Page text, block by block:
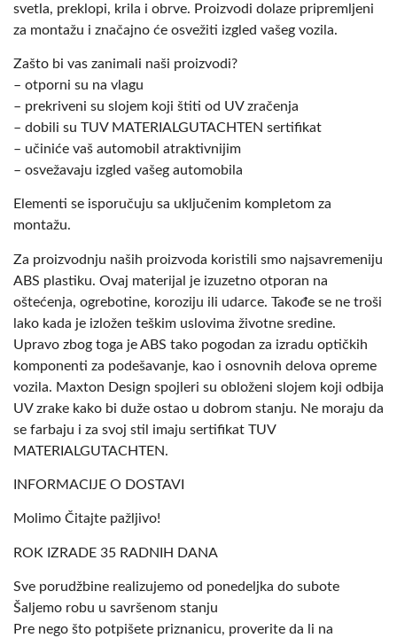
svetla, preklopi, krila i obrve. Proizvodi dolaze pripremljeni
za montažu i značajno će osvežiti izgled vašeg vozila.
Zašto bi vas zanimali naši proizvodi?
– otporni su na vlagu
– prekriveni su slojem koji štiti od UV zračenja
– dobili su TUV MATERIALGUTACHTEN sertifikat
– učiniće vaš automobil atraktivnijim
– osvežavaju izgled vašeg automobila
Elementi se isporučuju sa uključenim kompletom za
montažu.
Za proizvodnju naših proizvoda koristili smo najsavremeniju
ABS plastiku. Ovaj materijal je izuzetno otporan na
oštećenja, ogrebotine, koroziju ili udarce. Takođe se ne troši
lako kada je izložen teškim uslovima životne sredine.
Upravo zbog toga je ABS tako pogodan za izradu optičkih
komponenti za podešavanje, kao i osnovnih delova opreme
vozila. Maxton Design spojleri su obloženi slojem koji odbija
UV zrake kako bi duže ostao u dobrom stanju. Ne moraju da
se farbaju i za svoj stil imaju sertifikat TUV
MATERIALGUTACHTEN.
INFORMACIJE O DOSTAVI
Molimo Čitajte pažljivo!
ROK IZRADE 35 RADNIH DANA
Sve porudžbine realizujemo od ponedeljka do subote
Šaljemo robu u savršenom stanju
Pre nego što potpišete priznanicu, proverite da li na